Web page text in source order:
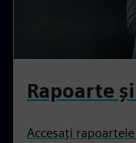
Rapoarte
Accesați